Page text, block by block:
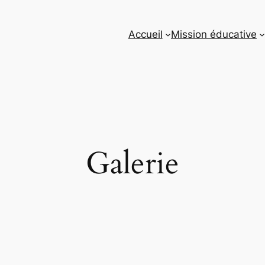
Accueil Mission éducative
Galerie